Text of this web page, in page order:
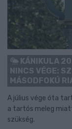
KÁNIKULA
NINCS VÉGE:
MÁSODFOKÚ
A július vége óta
a tartós meleg
szükség.